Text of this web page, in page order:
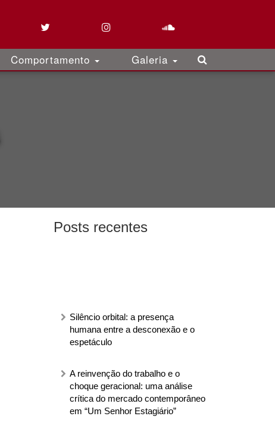
Comportamento Galeria
Posts recentes
Silêncio orbital: a presença
humana entre a desconexão e o
espetáculo
A reinvenção do trabalho e o
choque geracional: uma análise
crítica do mercado contemporâneo
em “Um Senhor Estagiário”